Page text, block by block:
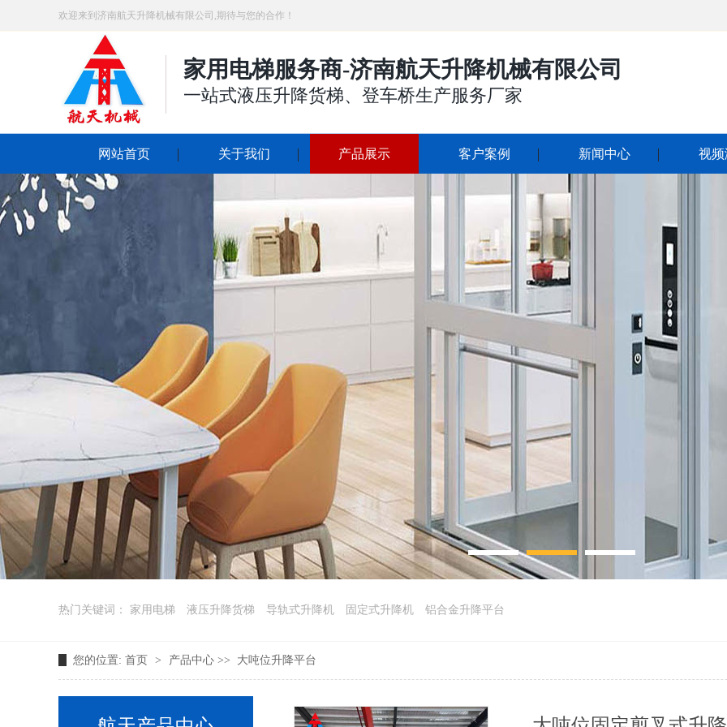
欢迎来到济南航天升降机械有限公司,期待与您的合作！
家用电梯服务商-济南航天升降机械有限公司
一站式液压升降货梯、登车桥生产服务厂家
网站首页 关于我们 产品展示 客户案例 新闻中心 视
热门关键词： 家用电梯 液压升降货梯 导轨式升降机 固定式升降机 铝合金升降平台
您的位置: 首页 > 产品中心 >> 大吨位升降平台